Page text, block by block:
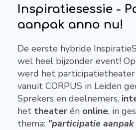
Inspiratiesessie -
aanpak anno nu!
De eerste hybride
wel heel bijzonder event!
werd het
vanuit CORPUS in Leiden
Sprekers en deelnemers,
het theater én online, in
thema: "participatie